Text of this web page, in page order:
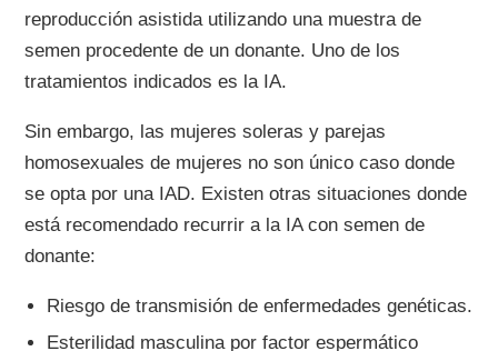
reproducción asistida utilizando una muestra de
semen procedente de un donante. Uno de los
tratamientos indicados es la IA.
Sin embargo, las mujeres soleras y parejas
homosexuales de mujeres no son único caso donde
se opta por una IAD. Existen otras situaciones donde
está recomendado recurrir a la IA con semen de
donante:
Riesgo de transmisión de enfermedades genéticas.
Esterilidad masculina por factor espermático